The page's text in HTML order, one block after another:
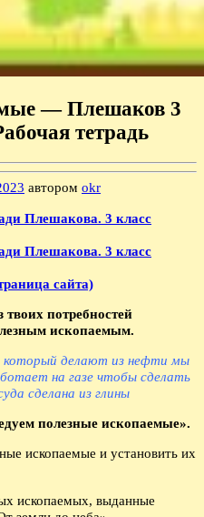
— Плешаков 3
тетрадь
автором okr
Плешакова. 3 класс
Плешакова. 3 класс
сайта)
потребностей
ископаемым.
который делают из нефти мы
на газе чтобы сделать
сделана из глины
полезные ископаемые».
ископаемые и установить их
ископаемых, выданные